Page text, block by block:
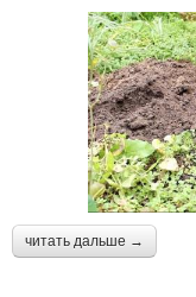
читать дальше →